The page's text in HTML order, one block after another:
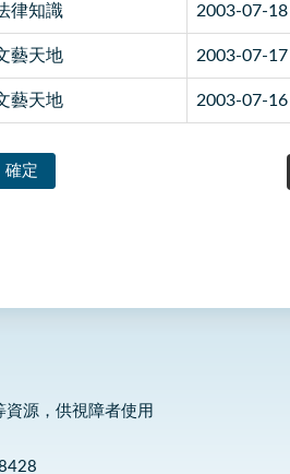
律知識 2003-07-18
藝天地 2003-07-17
藝天地 2003-07-16
源，供視障者使用